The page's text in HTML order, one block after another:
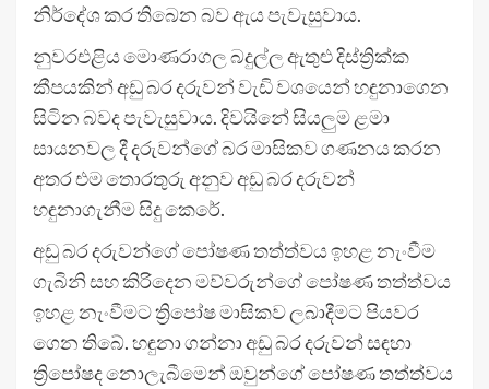
නිර්දේශ කර තිබෙන බව ඇය පැවැසුවාය.
නුවරඑළිය මොණරාගල බදුල්ල ඇතුළු දිස්ත්‍රික්ක
කීපයකින් අඩු බර දරුවන් වැඩි වශයෙන් හඳුනාගෙන
සිටින බවද පැවැසුවාය. දිවයිනේ සියලුම ළමා
සායනවල දී දරුවන්ගේ බර මාසිකව ගණනය කරන
අතර එම තොරතුරු අනුව අඩු බර දරුවන්
හඳුනාගැනීම සිදු කෙරේ.
අඩු බර දරුවන්ගේ පෝෂණ තත්ත්වය ඉහළ නැංවීම
ගැබිනි සහ කිරිදෙන මව්වරුන්ගේ පෝෂණ තත්ත්වය
ඉහළ නැංවීමට ත්‍රිපෝෂ මාසිකව ලබාදීමට පියවර
ගෙන තිබේ. හඳුනා ගන්නා අඩු බර දරුවන් සඳහා
ත්‍රිපෝෂද නොලැබීමෙන් ඔවුන්ගේ පෝෂණ තත්ත්වය